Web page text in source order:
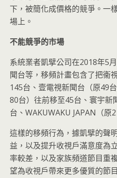
下，被簡化成價格的競爭。一
場上。
不能競爭的市場
系統業者凱擘公司在2018年5
聞台等，移頻計畫包含了把衞
145台、壹電視新聞台（原49
80台）往前移至45台、寰宇新
台、WAKUWAKU JAPAN（原
這樣的移頻行為，據凱擘的聲
益，以及提升收視戶滿意度為
率較差，以及家族頻道節目重
望為收視戶帶來更多優質的節